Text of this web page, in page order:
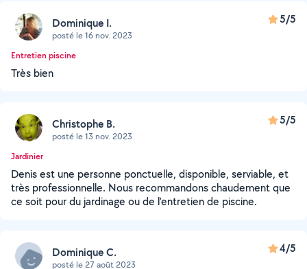
Dominique I.
posté le 16 nov. 2023
5/5
Entretien piscine
Très bien
Christophe B.
posté le 13 nov. 2023
5/5
Jardinier
Denis est une personne ponctuelle, disponible, serviable, et
très professionnelle. Nous recommandons chaudement que
ce soit pour du jardinage ou de l'entretien de piscine.
Dominique C.
posté le 27 août 2023
4/5